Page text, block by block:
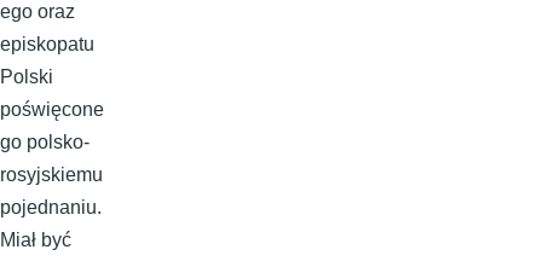
ego oraz
episkopatu
Polski
poświęcone
go polsko-
rosyjskiemu
pojednaniu.
Miał być